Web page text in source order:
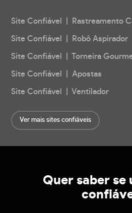
Site Confiável | Rastreamento
Site Confiável | Robô Aspirador
Site Confiável | Torneira
Site Confiável | Apostas
Site Confiável | Ventilador
Ver mais sites confiáveis
Quer saber se